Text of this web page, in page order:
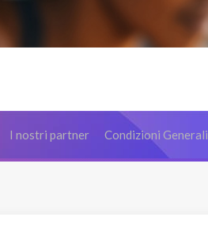
I nostri partner Condizioni Generali